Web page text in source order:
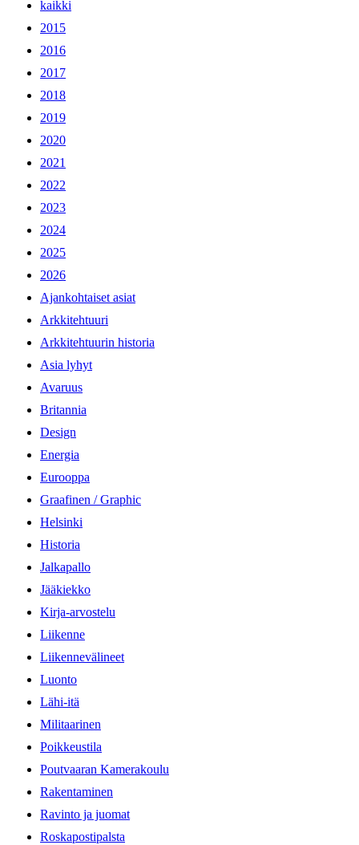
kaikki
2015
2016
2017
2018
2019
2020
2021
2022
2023
2024
2025
2026
Ajankohtaiset asiat
Arkkitehtuuri
Arkkitehtuurin historia
Asia lyhyt
Avaruus
Britannia
Design
Energia
Eurooppa
Graafinen / Graphic
Helsinki
Historia
Jalkapallo
Jääkiekko
Kirja-arvostelu
Liikenne
Liikennevälineet
Luonto
Lähi-itä
Militaarinen
Poikkeustila
Poutvaaran Kamerakoulu
Rakentaminen
Ravinto ja juomat
Roskapostipalsta